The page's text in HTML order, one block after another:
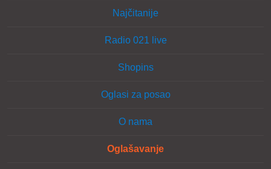
Najčitanije
Radio 021 live
Shopins
Oglasi za posao
O nama
Oglašavanje